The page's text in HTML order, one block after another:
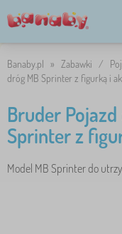
Banaby.pl » Zabawki /
dróg MB Sprinter z figurką i
Bruder
Sprinter z
Model MB Sprinter do